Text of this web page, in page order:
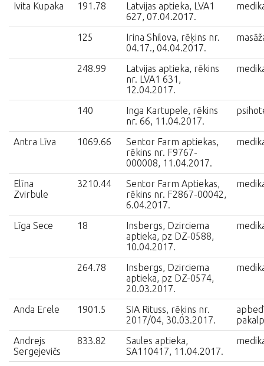
Ivita Kupaka 191.78
Latvijas aptieka, LVA1
627, 07.04.2017.
125
Irina Shilova, rēķins nr.
04.17., 04.04.2017.
248.99
Latvijas aptieka, rēkins
nr. LVA1 631,
12.04.2017.
140
Inga Kartupele, rēkins
nr. 66, 11.04.2017.
Antra Līva 1069.66
Sentor Farm aptiekas,
rēkins nr. F9767-
000008, 11.04.2017.
Elīna
Zvirbule
3210.44
Sentor Farm Aptiekas,
rēkins nr. F2867-00042,
6.04.2017.
Līga Sece 18
Insbergs, Dzirciema
aptieka, pz DZ-0588,
10.04.2017.
264.78
Insbergs, Dzirciema
aptieka, pz DZ-0574,
20.03.2017.
Anda Erele 1901.5
SIA Rituss, rēķins nr.
2017/04, 30.03.2017.
Andrejs
Sergejevičs
833.82
Saules aptieka,
SA110417, 11.04.2017.